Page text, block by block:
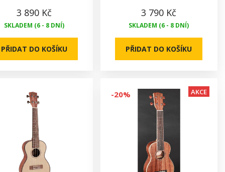
3 890 Kč
SKLADEM (6 - 8 DNÍ)
PŘIDAT DO KOŠÍKU
3 790 Kč
SKLADEM (6 - 8 DNÍ)
PŘIDAT DO KOŠÍKU
-20% AKCE